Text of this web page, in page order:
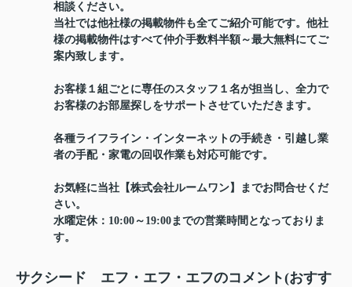
相談ください。
当社では他社様の掲載物件も全てご紹介可能です。他社
様の掲載物件はすべて仲介手数料半額～最大無料にてご
案内致します。
お客様１組ごとに専任のスタッフ１名が担当し、全力で
お客様のお部屋探しをサポートさせていただきます。
各種ライフライン・インターネットの手続き・引越し業
者の手配・家電の回収作業も対応可能です。
お気軽に当社【株式会社ルームワン】までお問合せくだ
さい。
水曜定休：10:00～19:00までの営業時間となっておりま
す。
サクシード エフ・エフ・エフのコメント(おすす